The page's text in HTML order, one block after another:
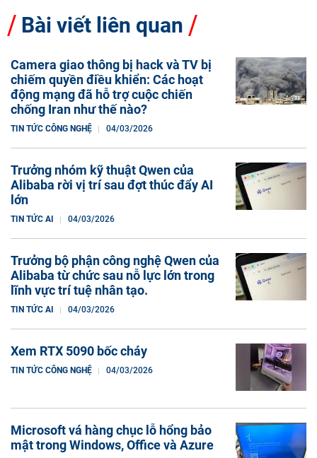
Bài viết liên quan
Camera giao thông bị hack và TV bị
chiếm quyền điều khiển: Các hoạt
động mạng đã hỗ trợ cuộc chiến
chống Iran như thế nào?
TIN TỨC CÔNG NGHỆ 04/03/2026
Trưởng nhóm kỹ thuật Qwen của
Alibaba rời vị trí sau đợt thúc đẩy AI
lớn
TIN TỨC AI 04/03/2026
Trưởng bộ phận công nghệ Qwen của
Alibaba từ chức sau nỗ lực lớn trong
lĩnh vực trí tuệ nhân tạo.
TIN TỨC AI 04/03/2026
Xem RTX 5090 bốc cháy
TIN TỨC CÔNG NGHỆ 04/03/2026
Microsoft vá hàng chục lỗ hổng bảo
mật trong Windows, Office và Azure